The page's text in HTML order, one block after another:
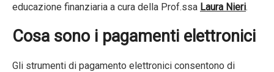
educazione finanziaria a cura della Prof.ssa Laura Nieri.
Cosa sono i pagamenti elettronici
Gli strumenti di pagamento elettronici consentono di